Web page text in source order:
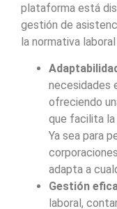
plataforma está
gestión de
la normativa
necesidades
ofreciendo
que facilita la
Ya sea para
adapta a
Gestión
laboral,